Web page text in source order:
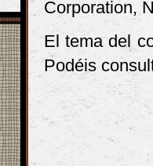
Corporation,
El tema del
Podéis